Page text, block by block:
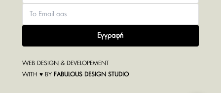
Εγγραφή
WEB DESIGN & DEVELOPEMENT
WITH ♥ BY FABULOUS DESIGN STUDIO